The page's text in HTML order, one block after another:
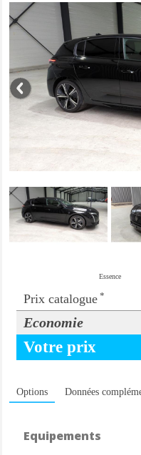
Essence
Prix catalogue *
Economie
Votre prix
Options Données
Equipements